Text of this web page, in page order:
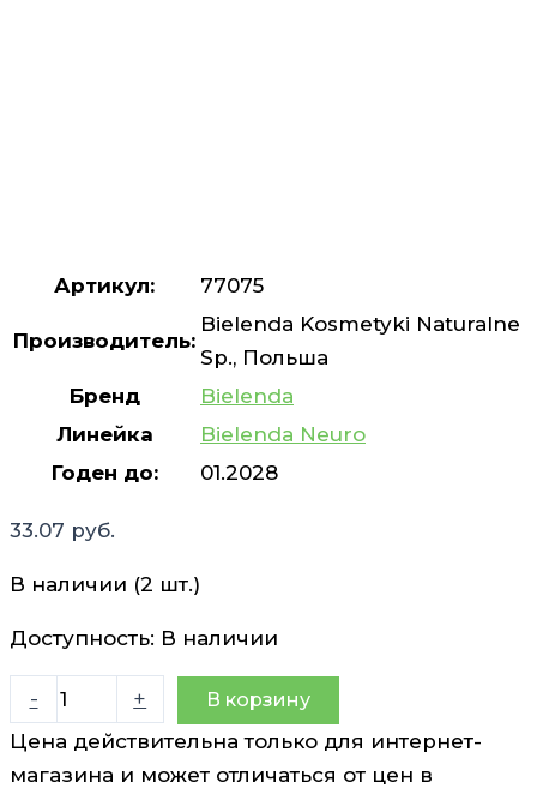
Артикул: 77075
Производитель:
Bielenda Kosmetyki Naturalne
Sp., Польша
Бренд
Bielenda
Линейка
Bielenda Neuro
Годен до:
01.2028
33.07 руб.
В наличии (2 шт.)
Доступность: В наличии
-
Количество
товара
Крем-
+ В корзину
Цена действительна только для интернет-
магазина и может отличаться от цен в